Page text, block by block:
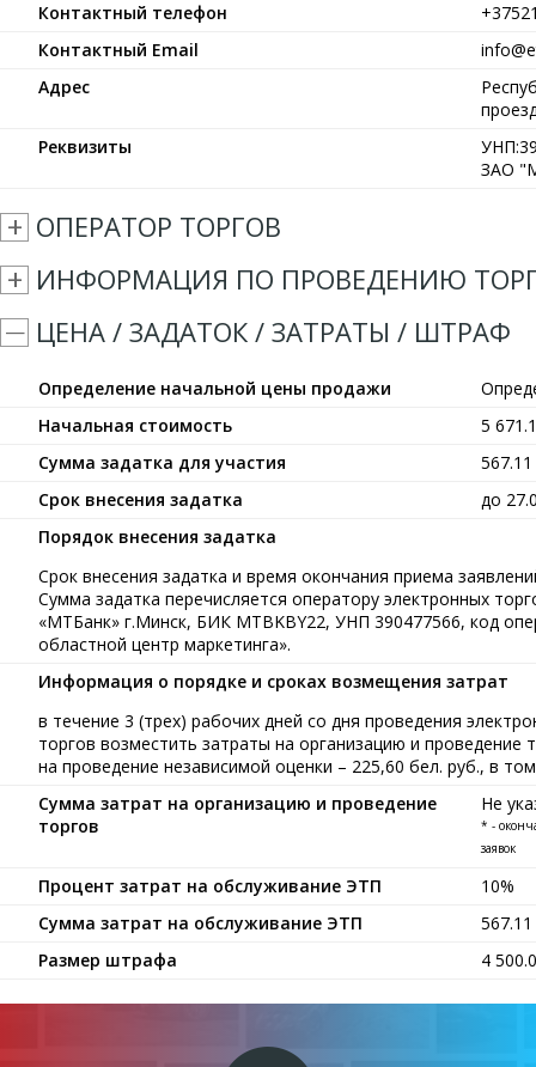
Контактный телефон
Контактный Email
Адрес
Реквизиты
ЗАО
ОПЕРАТОР ТОРГОВ
ИНФОРМАЦИЯ ПО ПРОВЕДЕНИЮ
ЦЕНА / ЗАДАТОК / ЗАТРАТЫ / ШТРАФ
Определение начальной цены продажи
Начальная стоимость
5
Сумма задатка для участия
Срок внесения задатка
до
Порядок внесения задатка
Срок внесения задатка и время окончания приема
Сумма задатка перечисляется оператору электронных
«МТБанк» г.Минск, БИК MTBKBY22, УНП 390477566, код
областной центр маркетинга».
Информация о порядке и сроках возмещения затрат
в течение 3 (трех) рабочих дней со дня проведения
торгов возместить затраты на организацию и
на проведение независимой оценки – 225,60 бел. руб., в
Сумма затрат на организацию и проведение
торгов
Не
* -
заявок
Процент затрат на обслуживание ЭТП
10%
Сумма затрат на обслуживание ЭТП
Размер штрафа
4